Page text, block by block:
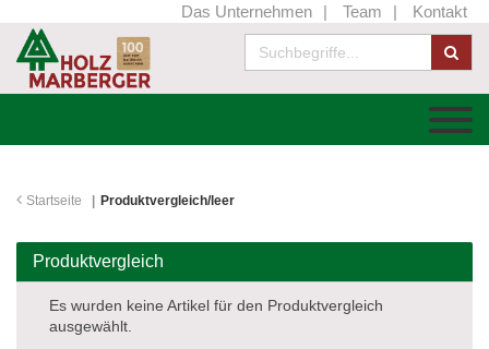
Das Unternehmen Team Kontakt
Startseite Produktvergleich/leer
Produktvergleich
Es wurden keine Artikel für den Produktvergleich
ausgewählt.